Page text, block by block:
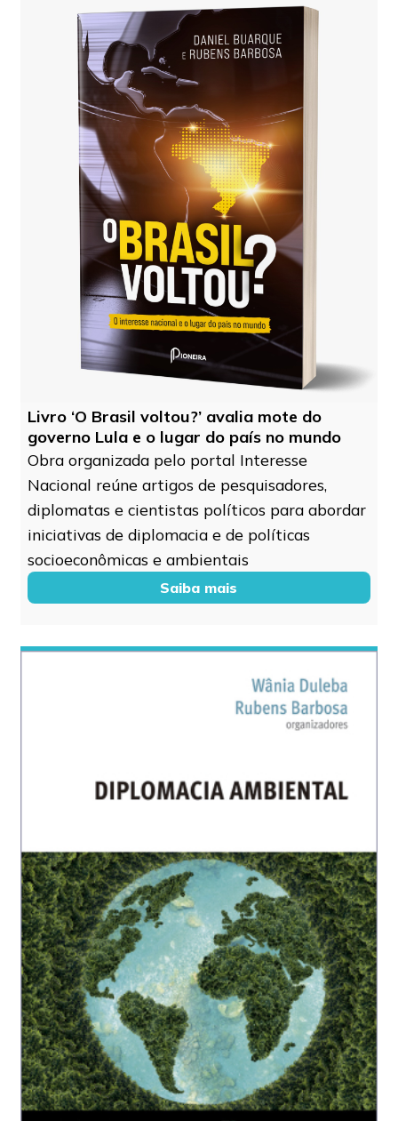
Livro ‘O Brasil voltou?’ avalia mote do
governo Lula e o lugar do país no mundo
Obra organizada pelo portal Interesse
Nacional reúne artigos de pesquisadores,
diplomatas e cientistas políticos para abordar
iniciativas de diplomacia e de políticas
socioeconômicas e ambientais
Saiba mais